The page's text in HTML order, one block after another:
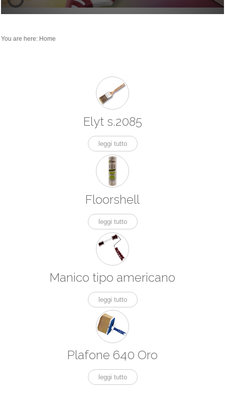
You are here: Home
Elyt s.2085
leggi tutto
Floorshell
leggi tutto
Manico tipo americano
leggi tutto
Plafone 640 Oro
leggi tutto